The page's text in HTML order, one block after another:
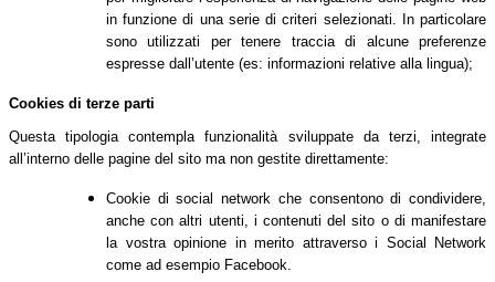
in funzione di una serie di criteri selezionati. In particolare
sono utilizzati per tenere traccia di alcune preferenze
espresse dall’utente (es: informazioni relative alla lingua);
Cookies di terze parti
Questa tipologia contempla funzionalità sviluppate da terzi, integrate
all’interno delle pagine del sito ma non gestite direttamente:
Cookie di social network che consentono di condividere,
anche con altri utenti, i contenuti del sito o di manifestare
la vostra opinione in merito attraverso i Social Network
come ad esempio Facebook.